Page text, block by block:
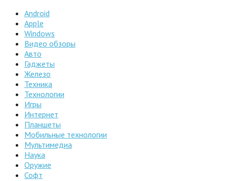
Android
Apple
Windows
Видео обзоры
Авто
Гаджеты
Железо
Техника
Технологии
Игры
Интернет
Планшеты
Мобильные технологии
Мультимедиа
Наука
Оружие
Софт